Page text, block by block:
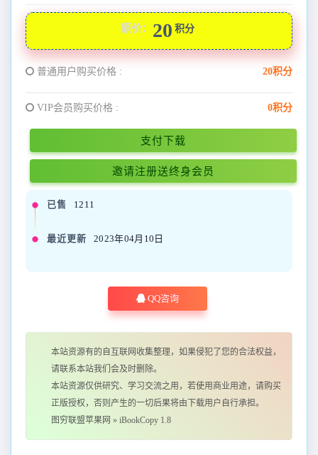
原价： 20 积分
普通用户购买价格 : 20积分
VIP会员购买价格 : 0积分
支付下载
邀请注册送终身会员
已售 1211
最近更新 2023年04月10日
QQ咨询
本站资源有的自互联网收集整理，如果侵犯了您的合法权益，
请联系本站我们会及时删除。
本站资源仅供研究、学习交流之用，若使用商业用途，请购买
正版授权，否则产生的一切后果将由下载用户自行承担。
图穷联盟苹果网 » iBookCopy 1.8